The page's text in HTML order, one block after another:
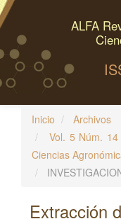
r
c
a
ALFA
Inicio
Archivos
Vol. 5 Núm.
Ciencias
Extracción